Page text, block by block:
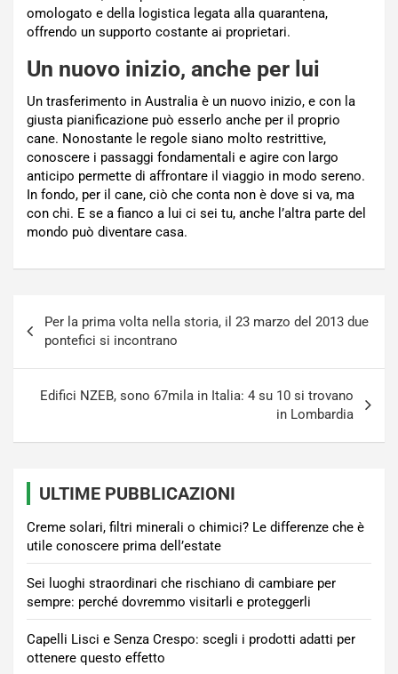
omologato e della logistica legata alla quarantena,
offrendo un supporto costante ai proprietari.
Un nuovo inizio, anche per lui
Un trasferimento in Australia è un nuovo inizio, e con la
giusta pianificazione può esserlo anche per il proprio
cane. Nonostante le regole siano molto restrittive,
conoscere i passaggi fondamentali e agire con largo
anticipo permette di affrontare il viaggio in modo sereno.
In fondo, per il cane, ciò che conta non è dove si va, ma
con chi. E se a fianco a lui ci sei tu, anche l’altra parte del
mondo può diventare casa.
articoli
Per la prima volta nella storia, il 23 marzo del 2013 due
pontefici si incontrano
Edifici NZEB, sono 67mila in Italia: 4 su 10 si trovano
in Lombardia
ULTIME PUBBLICAZIONI
Creme solari, filtri minerali o chimici? Le differenze che è
utile conoscere prima dell’estate
Sei luoghi straordinari che rischiano di cambiare per
sempre: perché dovremmo visitarli e proteggerli
Capelli Lisci e Senza Crespo: scegli i prodotti adatti per
ottenere questo effetto